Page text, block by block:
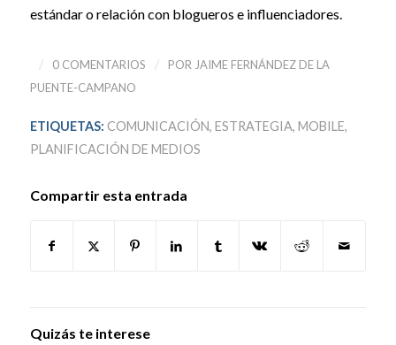
estándar o relación con blogueros e influenciadores.
/ 0 COMENTARIOS / POR JAIME FERNÁNDEZ DE LA
PUENTE-CAMPANO
ETIQUETAS: COMUNICACIÓN, ESTRATEGIA, MOBILE,
PLANIFICACIÓN DE MEDIOS
Compartir esta entrada
Quizás te interese